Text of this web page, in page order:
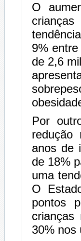
O
9%
de 2,6
Por
redução
anos de
de 18%
uma
O
pontos
30% nos